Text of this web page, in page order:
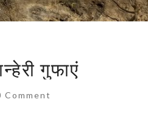
गुफाएं
Comment